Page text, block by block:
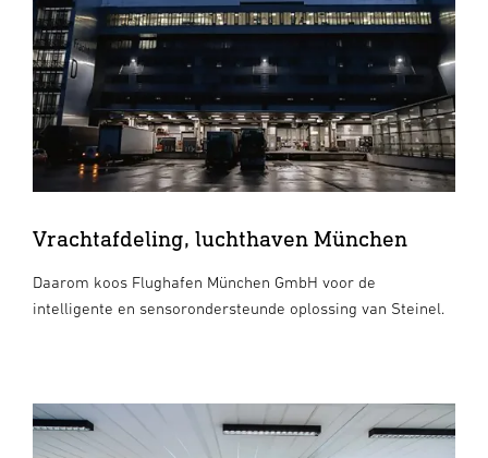
Vrachtafdeling, luchthaven München
Daarom koos Flughafen München GmbH voor de
intelligente en sensorondersteunde oplossing van Steinel.